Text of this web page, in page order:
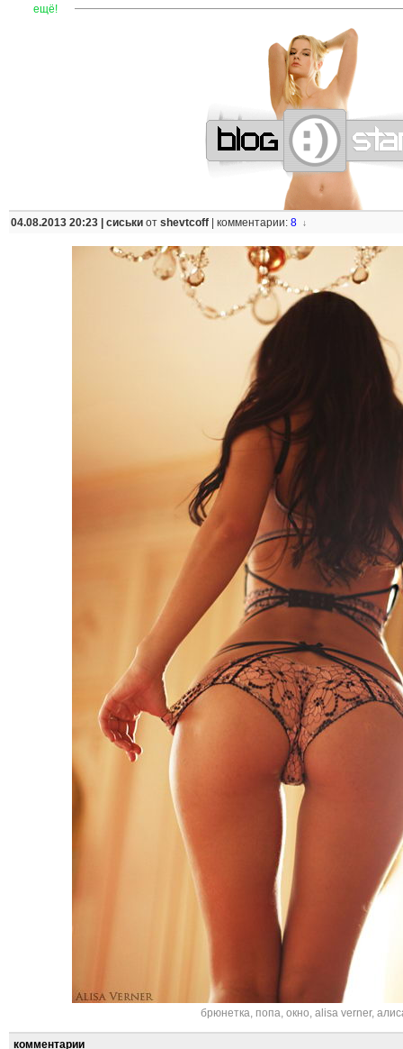
ещё! ——————————————————————
04.08.2013 20:23 | сиськи от shevtcoff комментарии: 8 ↓
брюнетка, попа, окно, alisa verner,
комментарии